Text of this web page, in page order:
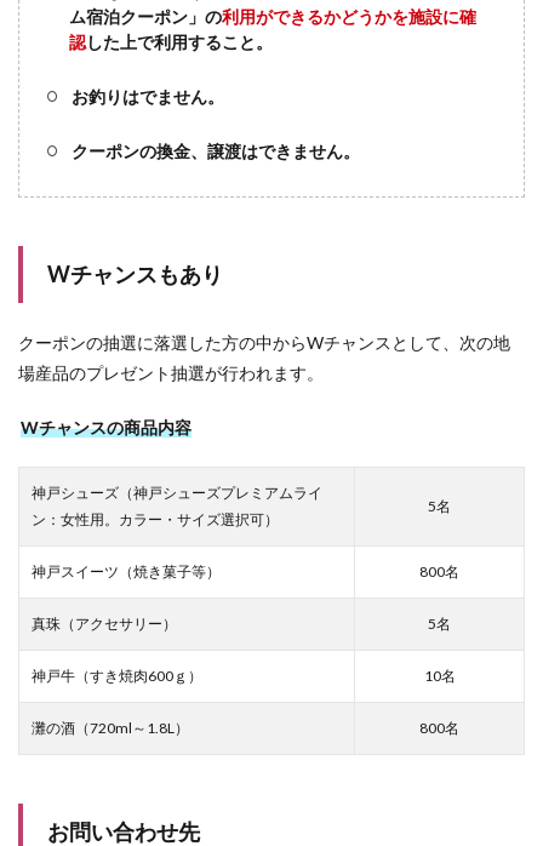
ム宿泊クーポン」の利用ができるかどうかを施設に確
認した上で利用すること。
お釣りはでません。
クーポンの換金、譲渡はできません。
Wチャンスもあり
クーポンの抽選に落選した方の中からWチャンスとして、次の地
場産品のプレゼント抽選が行われます。
Wチャンスの商品内容
神戸シューズ（神戸シューズプレミアムライ
ン：女性用。カラー・サイズ選択可）
5名
神戸スイーツ（焼き菓子等） 800名
真珠（アクセサリー） 5名
神戸牛（すき焼肉600ｇ） 10名
灘の酒（720ml～1.8L） 800名
お問い合わせ先